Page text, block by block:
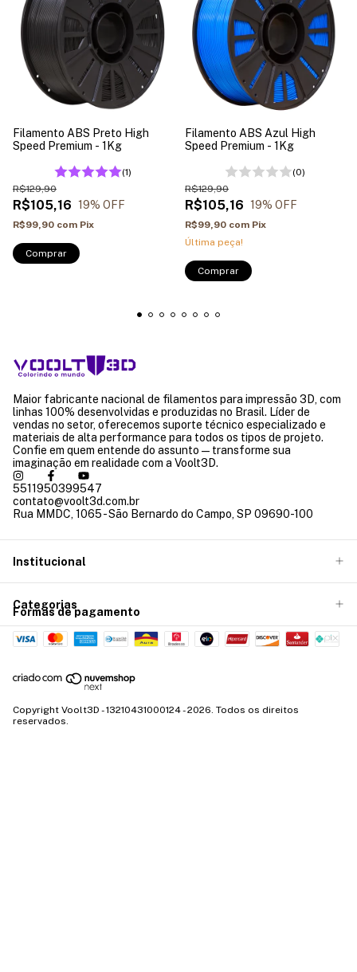
Filamento ABS Preto High
Speed Premium - 1Kg
(1)
R$105,16
R$129,90
19% OFF
R$99,90 com Pix
Filamento ABS Azul High
Speed Premium - 1Kg
(0)
R$105,16
R$129,90
19% OFF
R$99,90 com Pix
Última peça!
Maior fabricante nacional de filamentos para impressão 3D, com
linhas 100% desenvolvidas e produzidas no Brasil. Líder de
vendas no setor, oferecemos suporte técnico especializado e
materiais de alta performance para todos os tipos de projeto.
Confie em quem entende do assunto — transforme sua
imaginação em realidade com a Voolt3D.
5511950399547
contato@voolt3d.com.br
Rua MMDC, 1065 - São Bernardo do Campo, SP 09690-100
Institucional
Categorias
Formas de pagamento
Copyright Voolt3D - 13210431000124 - 2026. Todos os direitos
reservados.